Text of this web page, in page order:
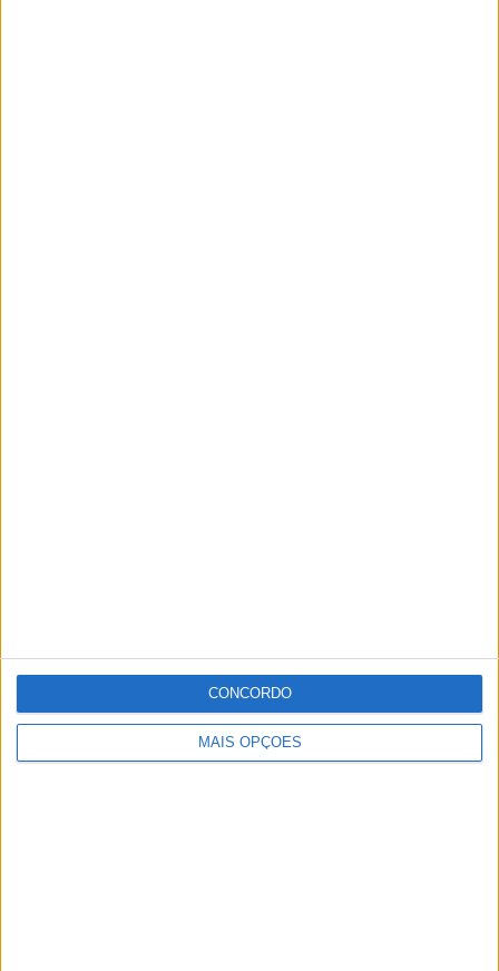
MAIS OPÇÕES
CONCORDO